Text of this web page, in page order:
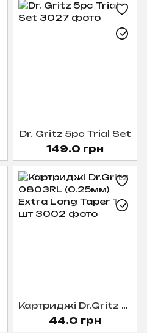
Dr. Gritz 5pc Trial Set
149.0 грн
Картриджі Dr.Gritz 0803RL (0.25мм) Extra Long Taper 1 шт
44.0 грн